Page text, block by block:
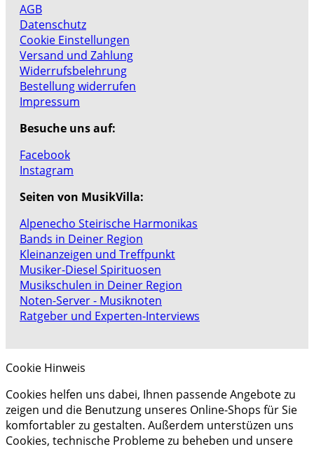
AGB
Datenschutz
Cookie Einstellungen
Versand und Zahlung
Widerrufsbelehrung
Bestellung widerrufen
Impressum
Besuche uns auf:
Facebook
Instagram
Seiten von MusikVilla:
Alpenecho Steirische Harmonikas
Bands in Deiner Region
Kleinanzeigen und Treffpunkt
Musiker-Diesel Spirituosen
Musikschulen in Deiner Region
Noten-Server - Musiknoten
Ratgeber und Experten-Interviews
Cookie Hinweis
Cookies helfen uns dabei, Ihnen passende Angebote zu
zeigen und die Benutzung unseres Online-Shops für Sie
komfortabler zu gestalten. Außerdem unterstüzen uns
Cookies, technische Probleme zu beheben und unsere